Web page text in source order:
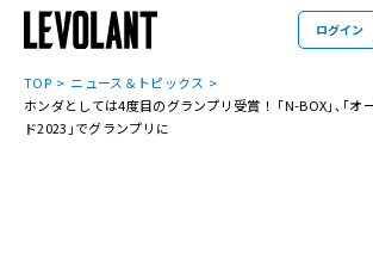
ログイン
TOP
ニュース＆トピックス
ホンダとしては4度目のグランプリ受賞！ ｢N-BOX｣､｢オ
ド2023｣でグランプリに